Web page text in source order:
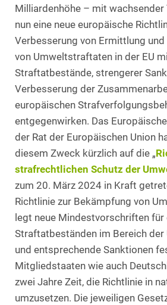
Milliardenhöhe – mit wachsender
nun eine neue europäische
Verbesserung von Ermittlung
von Umweltstraftaten in der EU
Straftatbestände, strengerer
Verbesserung der
europäischen
entgegenwirken. Das
der Rat der Europäischen Union
diesem Zweck kürzlich auf die „
strafrechtlichen Schutz der
zum 20. März 2024 in Kraft
Richtlinie zur Bekämpfung von
legt neue Mindestvorschriften für
Straftatbeständen im Bereich
und entsprechende Sanktionen
Mitgliedstaaten wie auch
zwei Jahre Zeit, die Richtlinie in
umzusetzen. Die jeweiligen